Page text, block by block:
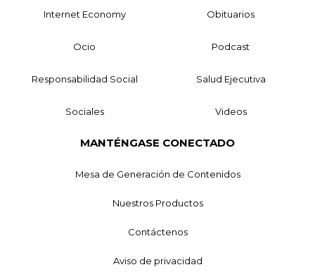
Internet Economy Obituarios
Ocio Podcast
Responsabilidad Social Salud Ejecutiva
Sociales Videos
MANTÉNGASE CONECTADO
Mesa de Generación de Contenidos
Nuestros Productos
Contáctenos
Aviso de privacidad